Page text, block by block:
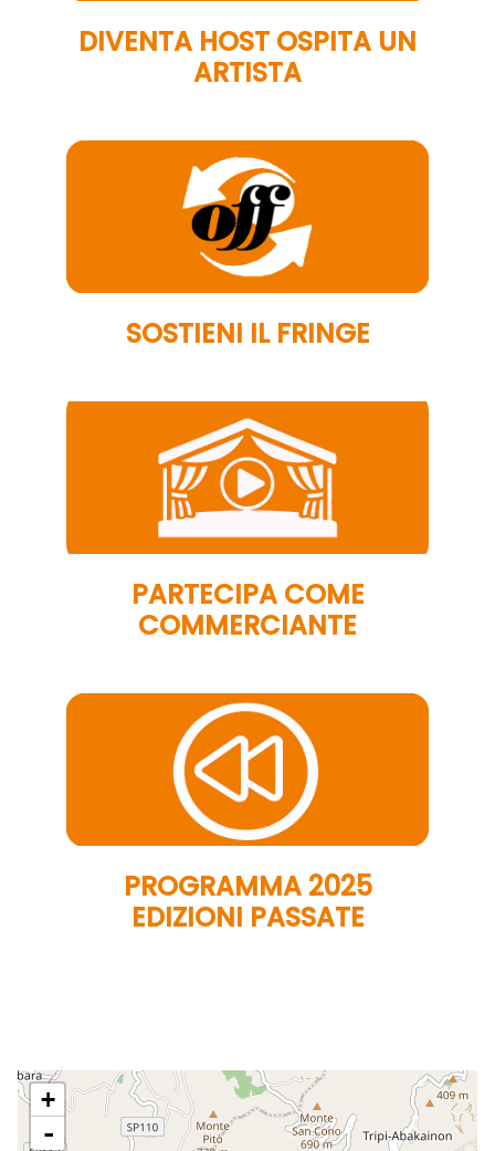
DIVENTA HOST OSPITA UN
ARTISTA
SOSTIENI IL FRINGE
PARTECIPA COME
COMMERCIANTE
PROGRAMMA 2025
EDIZIONI PASSATE
+
-